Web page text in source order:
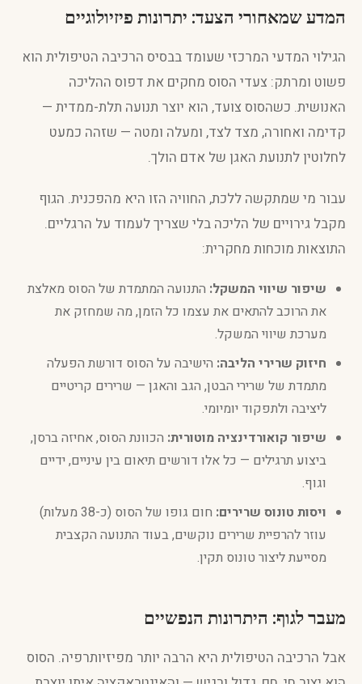
המדע שמאחורי הצעד: יתרונות פיזיולוגיים
הגילוי המדעי המרכזי שעומד בבסיס הרכיבה הטיפולית הוא
פשוט ומרתק: צעדי הסוס מחקים את דפוס ההליכה
האנושית. כשהסוס צועד, הוא יוצר תנועה תלת-ממדית —
קדימה ואחורה, מצד לצד, ומעלה ומטה — שזהה כמעט
לחלוטין לתנועת האגן של אדם הולך.
עבור מי שמתקשה ללכת, החוויה הזו היא מהפכנית. הגוף
מקבל גירויים של הליכה בלי שצריך לעמוד על הרגליים.
התוצאות מוכחות מחקרית:
שיפור שיווי המשקל: התנועה המתמדת של הסוס מאלצת
את הרוכב להתאים את עצמו כל הזמן, מה שמחזק את
מערכת שיווי המשקל.
חיזוק שרירי הליבה: הישיבה על הסוס דורשת הפעלה
מתמדת של שרירי הבטן, הגב והאגן — שרירים קריטיים
ליציבה ולתפקוד יומיומי.
שיפור קואורדינציה מוטורית: הכוונת הסוס, אחיזה ברסן,
ביצוע תרגילים — כל אלו דורשים תיאום בין עיניים, ידיים
וגוף.
ויסות טונוס שרירים:
חום גופו של הסוס (כ-38 מעלות)
עוזר להרפיית שרירים נוקשים, בעוד התנועה הקצבית
מסייעת ליצור טונוס תקין.
מעבר לגוף: היתרונות הנפשיים
אבל הרכיבה הטיפולית היא הרבה יותר מפיזיותרפיה. הסוס